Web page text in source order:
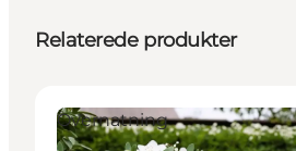
Relaterede produkter
Overnatning